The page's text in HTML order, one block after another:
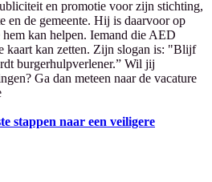
en promotie voor zijn stichting,
en de gemeente. Hij is daarvoor op
hem kan helpen. Iemand die AED
kaart kan zetten. Zijn slogan is: "Blijf
burgerhulpverlener.” Wil jij
Ga dan meteen naar de vacature
stappen naar een veiligere